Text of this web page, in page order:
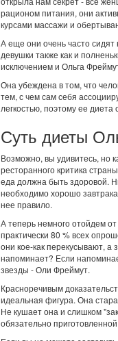
рационом питания, они
курсами массажи и
А еще они очень часто
девушки также как и
исключением и Ольга
Она убеждена в том, что
тем, с чем сам себя
легкостью, поэтому ее
Суть диеты
Возможно, вы удивитесь, но
ресторанного критика
еда должна быть здоровой.
необходимо хорошо
нее правило.
А теперь немного отойдем
практически 80 % всех
они кое-как перекусывают, а
напоминает? Если
звезды - Оли Фреймут.
Красноречивым
идеальная фигура. Она
Не кушает она и слишком
обязательно